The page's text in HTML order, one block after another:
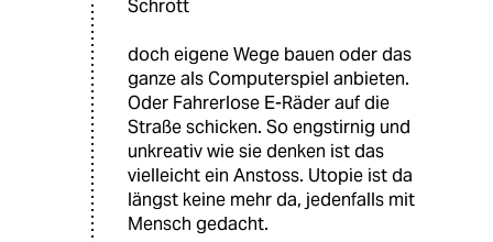
Schrott
doch eigene Wege bauen oder das
ganze als Computerspiel anbieten.
Oder Fahrerlose E-Räder auf die
Straße schicken. So engstirnig und
unkreativ wie sie denken ist das
vielleicht ein Anstoss. Utopie ist da
längst keine mehr da, jedenfalls mit
Mensch gedacht.